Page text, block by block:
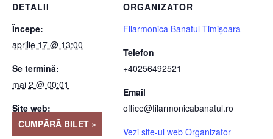
DETALII
Începe:
aprilie 17 @ 13:00
Se termină:
mai 2 @ 00:01
Site web:
CUMPĂRĂ BILET »
ORGANIZATOR
Filarmonica Banatul Timișoara
Telefon
+40256492521
Email
office@filarmonicabanatul.ro
Vezi site-ul web Organizator